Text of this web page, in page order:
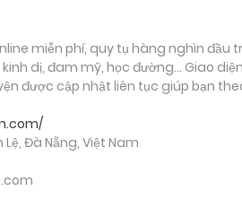
Tháng 9 27, 2025
Tháng 9 27, 2025
Tháng 9 27, 2025
miễn phí, quy tụ hàng nghìn đầu
dị, đam mỹ, học đường… Giao
được cập nhật liên tục giúp bạn
Đà Nẵng, Việt Nam